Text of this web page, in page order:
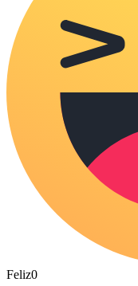
Feliz0